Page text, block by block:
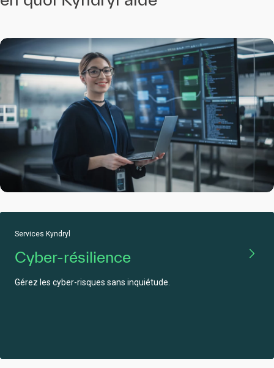
Services Kyndryl
Cyber-résilience
Gérez les cyber-risques sans inquiétude.